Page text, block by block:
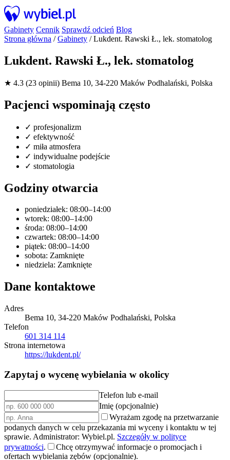
Gabinety Cennik Sprawdź odcień Blog
Strona główna /Gabinety /Lukdent. Rawski Ł., lek. stomatolog
Lukdent. Rawski Ł., lek. stomatolog
★ 4.3 (23 opinii) Bema 10, 34-220 Maków Podhalański, Polska
Pacjenci wspominają często
✓ profesjonalizm
✓ efektywność
✓ miła atmosfera
✓ indywidualne podejście
✓ stomatologia
Godziny otwarcia
poniedziałek: 08:00–14:00
wtorek: 08:00–14:00
środa: 08:00–14:00
czwartek: 08:00–14:00
piątek: 08:00–14:00
sobota: Zamknięte
niedziela: Zamknięte
Dane kontaktowe
Adres
Bema 10, 34-220 Maków Podhalański, Polska
Telefon
601 314 114
Strona internetowa
https://lukdent.pl/
Zapytaj o wycenę wybielania w okolicy
Telefon lub e-mail
Imię (opcjonalnie)
Wyrażam zgodę na przetwarzanie
podanych danych w celu przekazania mi wyceny i kontaktu w tej
sprawie. Administrator: Wybiel.pl. Szczegóły w polityce
prywatności.
Chcę otrzymywać informacje o promocjach i
ofertach wybielania zębów (opcjonalnie).